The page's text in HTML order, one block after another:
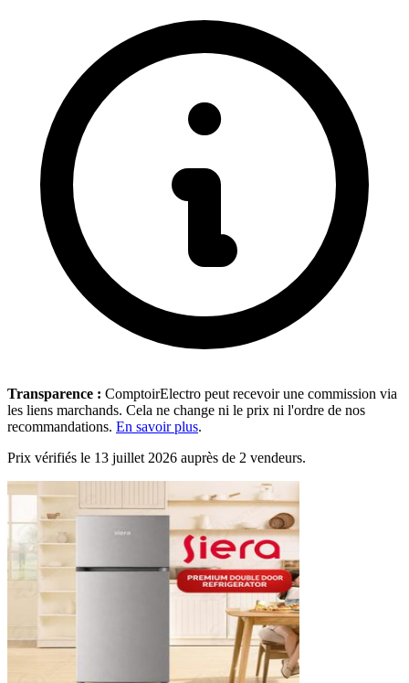
Transparence : ComptoirElectro peut recevoir une commission via
les liens marchands. Cela ne change ni le prix ni l'ordre de nos
recommandations. En savoir plus.
Prix vérifiés le 13 juillet 2026 auprès de 2 vendeurs.